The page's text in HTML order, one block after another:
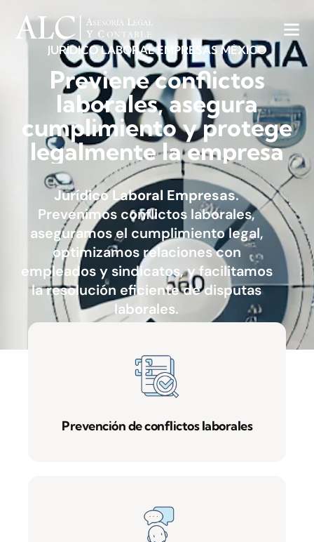
JURÍDICO LABORAL EMPRESAS MÉXICO
Previeneconflictos
laborales,asegura
cumplimientoy protege
legalmentelaempresa
Jurídico Laboral Empresas.
Prevenimos conflictos laborales,
aseguramos el cumplimiento legal,
optimizamos relaciones con
empleados y sindicatos, y facilitamos
la resolución eficiente de disputas
laborales.
Prevención de conflictos laborales